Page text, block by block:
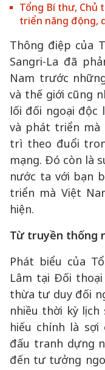
Tổng Bí thư, Chủ
triển năng động,
Thông điệp của
Sangri-La đã
Nam trước
và thế giới cũng
lối đối ngoại độc
và phát triển mà
trì theo đuổi
mạng. Đó còn là
nước ta với bạn
triển mà Việt
hiện.
Từ truyền thống
Phát biểu của
Lâm tại Đối
thừa tư duy đối
nhiều thời kỳ
hiếu chính là
đấu tranh dựng
đến tư tưởng